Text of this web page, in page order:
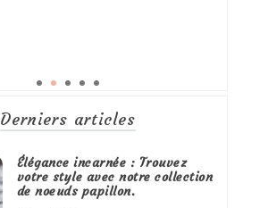
Derniers articles
Élégance incarnée : Trouvez
votre style avec notre collection
de noeuds papillon.